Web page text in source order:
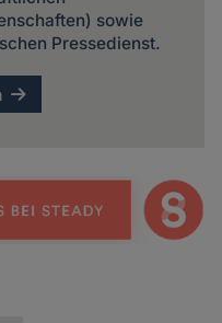
sowie
Pressedienst.